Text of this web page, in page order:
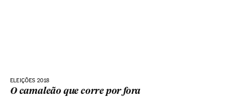
ELEIÇÕES 2018
O camaleão que corre por fora